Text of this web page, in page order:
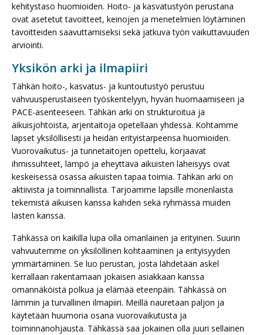
kehitystaso huomioiden. Hoito- ja kasvatustyön perustana
ovat asetetut tavoitteet, keinojen ja menetelmien löytäminen
tavoitteiden saavuttamiseksi sekä jatkuva työn vaikuttavuuden
arviointi.
Yksikön arki ja ilmapiiri
Tähkän hoito-, kasvatus- ja kuntoutustyö perustuu
vahvuusperustaiseen työskentelyyn, hyvän huomaamiseen ja
PACE-asenteeseen. Tähkän arki on strukturoitua ja
aikuisjohtoista, arjentaitoja opetellaan yhdessä. Kohtamme
lapset yksilöllisesti ja heidän erityistarpeensa huomioiden.
Vuorovaikutus- ja tunnetaitojen opettelu, korjaavat
ihmissuhteet, lämpö ja eheyttävä aikuisten läheisyys ovat
keskeisessä osassa aikuisten tapaa toimia. Tähkän arki on
aktiivista ja toiminnallista. Tarjoamme lapsille monenlaista
tekemistä aikuisen kanssa kahden sekä ryhmässä muiden
lasten kanssa.
Tähkässä on kaikilla lupa olla omanlainen ja erityinen. Suurin
vahvuutemme on yksilöllinen kohtaaminen ja erityisyyden
ymmärtäminen. Se luo perustan, josta lähdetään askel
kerrallaan rakentamaan jokaisen asiakkaan kanssa
omannäköistä polkua ja elämää eteenpäin. Tähkässä on
lämmin ja turvallinen ilmapiiri. Meillä nauretaan paljon ja
käytetään huumoria osana vuorovaikutusta ja
toiminnanohjausta. Tähkässä saa jokainen olla juuri sellainen